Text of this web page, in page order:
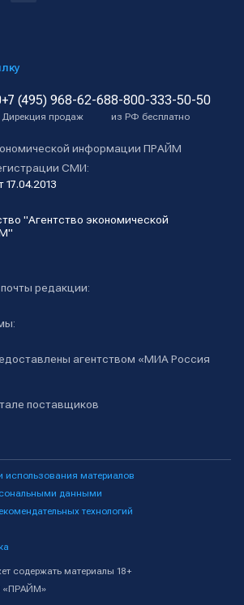
+7 (495) 968-62-68
Дирекция продаж
8-800-333-50-50
из РФ бесплатно
информации ПРАЙМ
СМИ:
"Агентство экономической
редакции:
агентством «МИА Россия
поставщиков
использования материалов
данными
технологий
содержать материалы 18+
«ПРАЙМ»